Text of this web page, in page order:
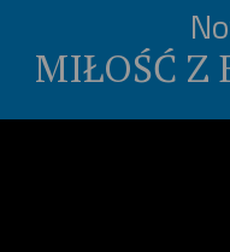
MIŁOŚĆ Z